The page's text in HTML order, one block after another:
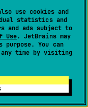
use cookies and
statistics and
and ads subject to
Use. JetBrains may
You can
time by visiting
アー
ツール | オプシ